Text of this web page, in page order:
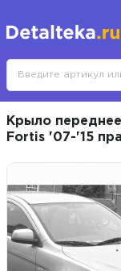
Крыло
Fortis '07-'15